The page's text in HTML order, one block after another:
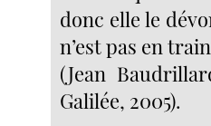
donc elle le
n’est pas en
(Jean
Galilée, 2005).